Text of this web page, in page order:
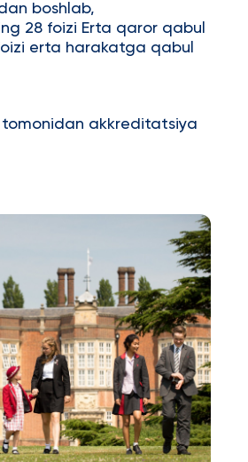
boshlab,
28 foizi Erta qaror qabul
erta harakatga qabul
tomonidan akkreditatsiya